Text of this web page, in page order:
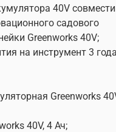
40V
садового
Greenworks 40V;
на инструмент 3
Greenworks
40V, 4 Ач;